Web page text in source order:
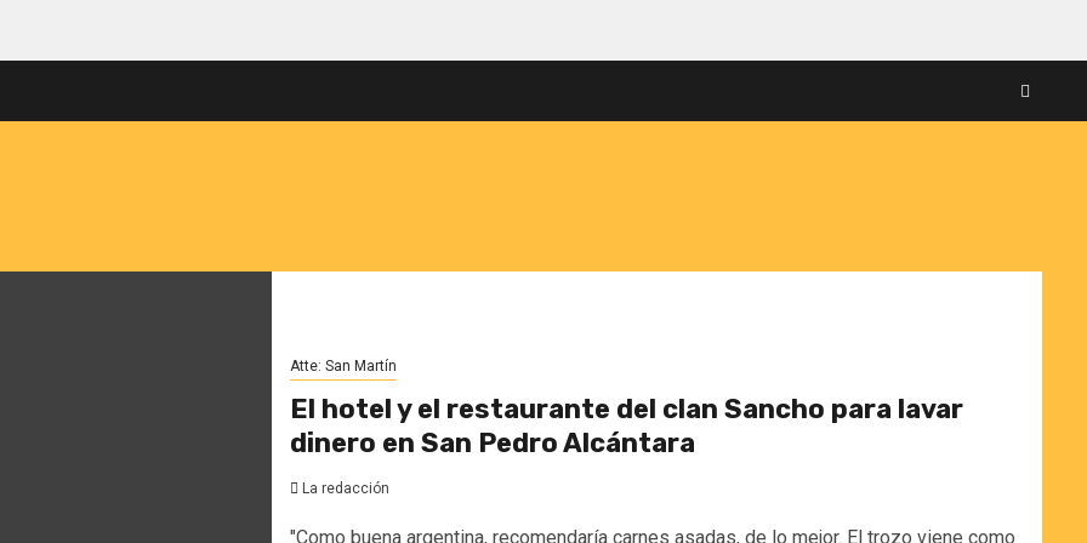
Atte: San Martín
El hotel y el restaurante del clan Sancho para lavar
dinero en San Pedro Alcántara
La redacción
"Como buena argentina, recomendaría carnes asadas, de lo mejor. El trozo viene como